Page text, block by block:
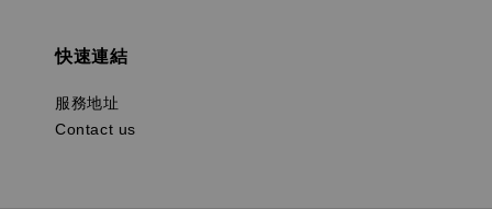
快速連結
服務地址
Contact us